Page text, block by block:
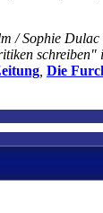
/ Sophie Dulac
schreiben"
Die